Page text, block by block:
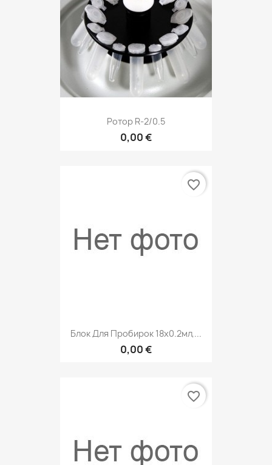
Ротор R-2/0.5
0,00 €
Блок Для Пробирок 18х0.2мл,...
0,00 €
favorite_border
favorite_border